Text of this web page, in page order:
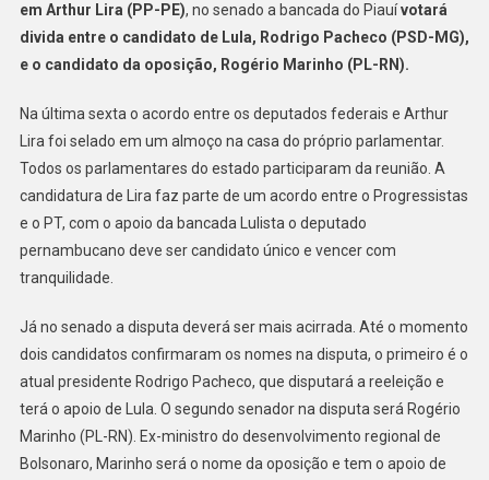
em Arthur Lira (PP-PE), no senado a bancada do Piauívotará
divida entre o candidato de Lula, Rodrigo Pacheco (PSD-MG),
e o candidato da oposição, Rogério Marinho (PL-RN).
Na última sexta o acordo entre os deputados federais e Arthur
Lira foi selado em um almoço na casa do próprio parlamentar.
Todos os parlamentares do estado participaram da reunião. A
candidatura de Lira faz parte de um acordo entre o Progressistas
e o PT, com o apoio da bancada Lulista o deputado
pernambucano deve ser candidato único e vencer com
tranquilidade.
Já no senado a disputa deverá ser mais acirrada. Até o momento
dois candidatos confirmaram os nomes na disputa, o primeiro é o
atual presidente Rodrigo Pacheco, que disputará a reeleição e
terá o apoio de Lula. O segundo senador na disputa será Rogério
Marinho (PL-RN). Ex-ministro do desenvolvimento regional de
Bolsonaro, Marinho será o nome da oposição e tem o apoio de